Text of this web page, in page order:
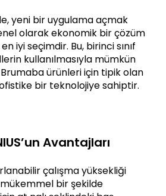
yeni bir uygulama açmak
olarak ekonomik bir çözüm
iyi seçimdir. Bu, birinci sınıf
kullanılmasıyla mümkün
Brumaba ürünleri için tipik olan
bir teknolojiye sahiptir.
Avantajları
çalışma yüksekliği
mükemmel bir şekilde